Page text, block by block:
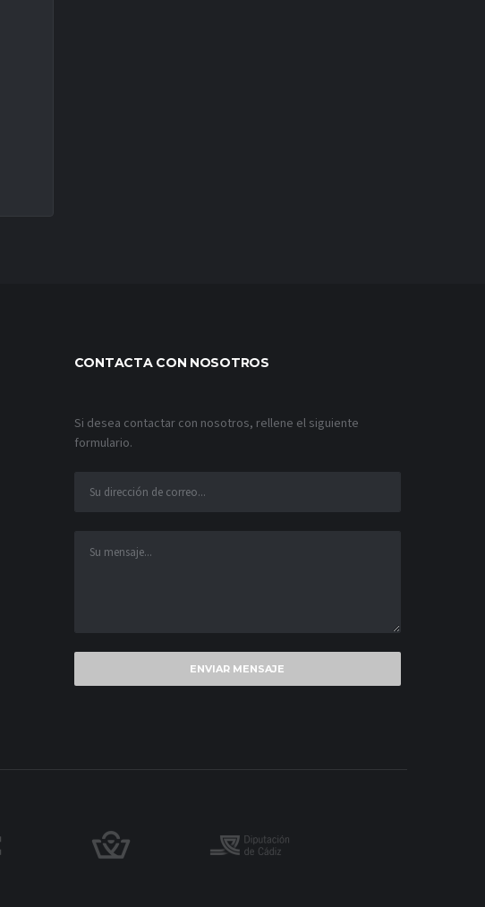
CONTACTA CON NOSOTROS
Si desea contactar con nosotros, rellene el siguiente
formulario.